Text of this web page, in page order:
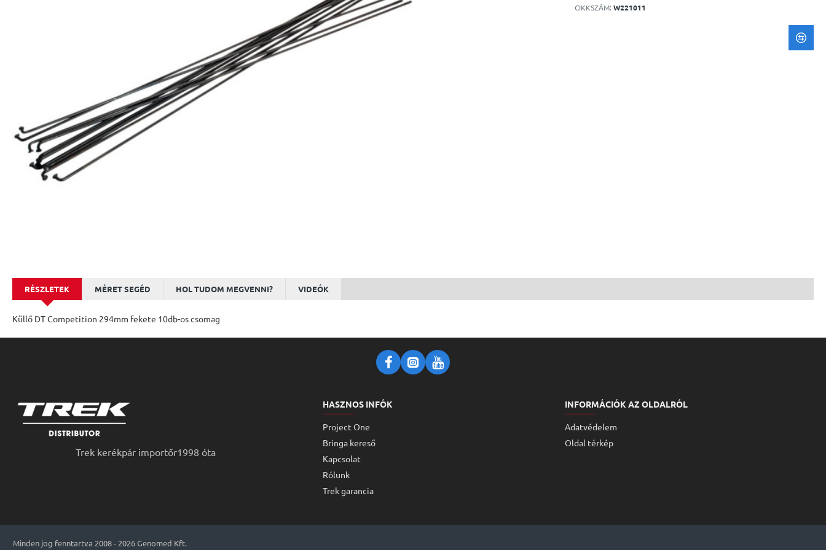
CIKKSZÁM: W221011
RÉSZLETEK MÉRET SEGÉD HOL TUDOM MEGVENNI? VIDEÓK
Küllő DT Competition 294mm fekete 10db-os csomag
Trek kerékpár importőr1998 óta
HASZNOS INFÓK
Project One
Bringa kereső
Kapcsolat
Rólunk
Trek garancia
INFORMÁCIÓK AZ OLDALRÓL
Adatvédelem
Oldal térkép
Minden jog fenntartva 2008 - 2026 Genomed Kft.